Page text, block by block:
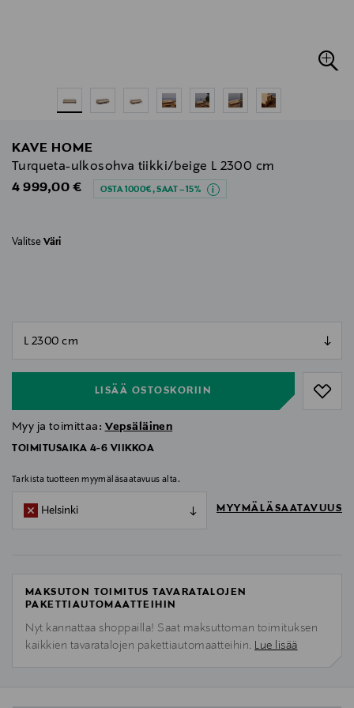
KAVE HOME
Turqueta-ulkosohva tiikki/beige L 2300 cm
Original Price
4 999,00 € OSTA 1000€, SAAT –15%
Valitse Väri
LISÄÄ OSTOSKORIIN
Myy ja toimittaa: Vepsäläinen
TOIMITUSAIKA 4-6 VIIKKOA
Tarkista tuotteen myymäläsaatavuus alta.
Helsinki MYYMÄLÄSAATAVUUS
MAKSUTON TOIMITUS TAVARATALOJEN
PAKETTIAUTOMAATTEIHIN
Nyt kannattaa shoppailla! Saat maksuttoman toimituksen
kaikkien tavaratalojen pakettiautomaatteihin. Lue lisää